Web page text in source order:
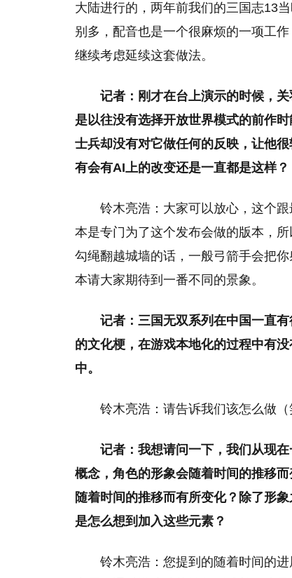
大陆进行的，两年前我们的三国志13
别多，配音也是一个很麻烦的一项工
继续考虑延续这套做法。
记者：刚才在台上演示的时候，
是以往没有选择开放世界模式的前作
士兵却没有对它做任何的反映，让他
有会有AI上的改变还是一直都是这样？
铃木亮浩：大家可以放心，这个
本是专门为了这个发布会做的版本，
勾绳翻越城墙的话，一般弓箭手会把
本请大家期待到一番不同的景象。
记者：三国无双系列在中国一直
的文化梗，在游戏本地化的过程中有
中。
铃木亮浩：请告诉我们该怎么做（
记者：我想请问一下，我们从现
概念，角色的形象会随着时间的推移
随着时间的推移而有所变化？除了形
是怎么想到加入这些元素？
铃木亮浩：您提到的随着时间的